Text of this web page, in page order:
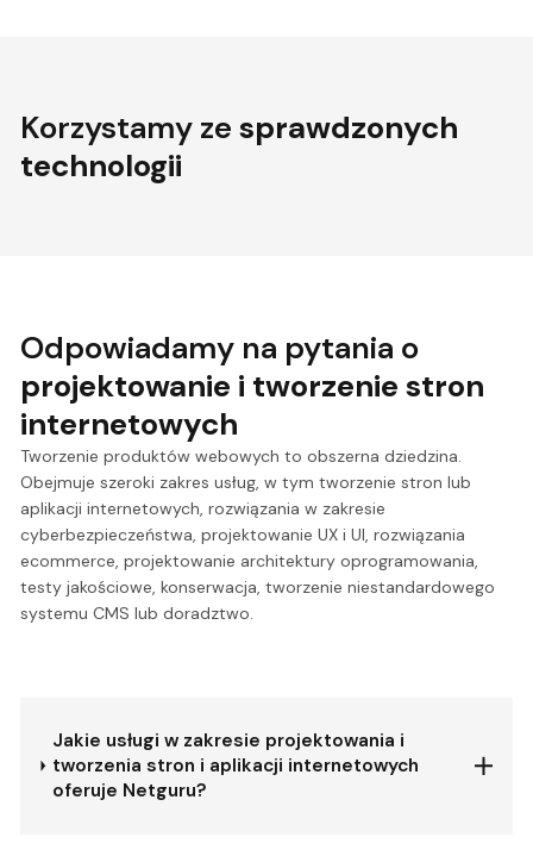
Korzystamy zesprawdzonych
technologii
Odpowiadamy na pytania o
projektowanie i tworzenie stron
internetowych
Tworzenie produktów webowych to obszerna dziedzina.
Obejmuje szeroki zakres usług, w tym tworzenie stron lub
aplikacji internetowych, rozwiązania w zakresie
cyberbezpieczeństwa, projektowanie UX i UI, rozwiązania
ecommerce, projektowanie architektury oprogramowania,
testy jakościowe, konserwacja, tworzenie niestandardowego
systemu CMS lub doradztwo.
Jakie usługi w zakresie projektowania i
tworzenia stron i aplikacji internetowych
oferuje Netguru?